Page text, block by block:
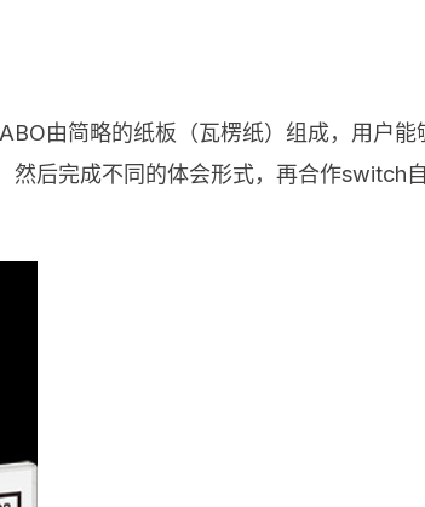
由简略的纸板（瓦楞纸）组成，用户能
后完成不同的体会形式，再合作switch